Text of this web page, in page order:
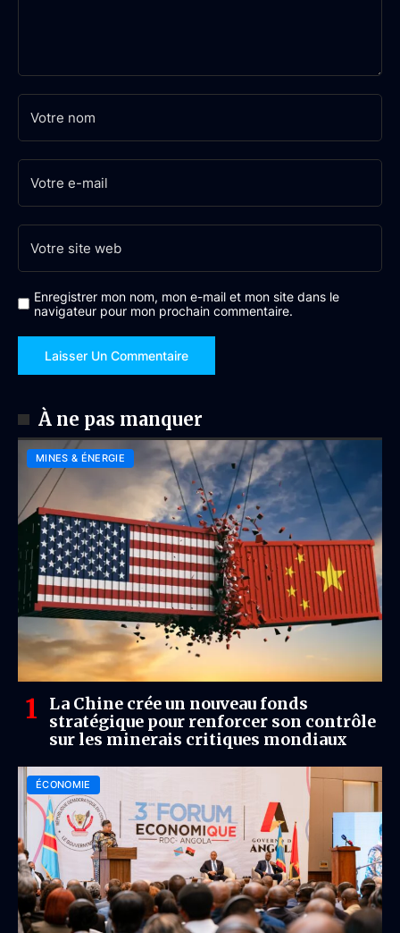
Enregistrer mon nom, mon e-mail et mon site dans le
navigateur pour mon prochain commentaire.
À ne pas manquer
MINES & ÉNERGIE
La Chine crée un nouveau fonds
stratégique pour renforcer son contrôle
sur les minerais critiques mondiaux
ÉCONOMIE